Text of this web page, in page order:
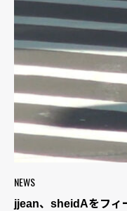
NEWS
jjean、sheidAをフィ